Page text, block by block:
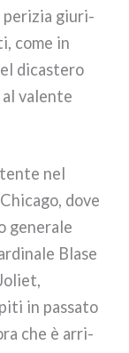
peri­zia giu­ri­
come in
dica­ste­ro
valen­te
nel
dove
gene­ra­le
Blase
in pas­sa­to
che è arri­